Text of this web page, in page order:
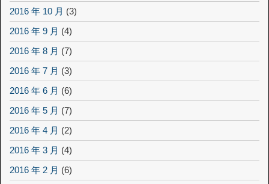
2016 年 10 月 (3)
2016 年 9 月 (4)
2016 年 8 月 (7)
2016 年 7 月 (3)
2016 年 6 月 (6)
2016 年 5 月 (7)
2016 年 4 月 (2)
2016 年 3 月 (4)
2016 年 2 月 (6)